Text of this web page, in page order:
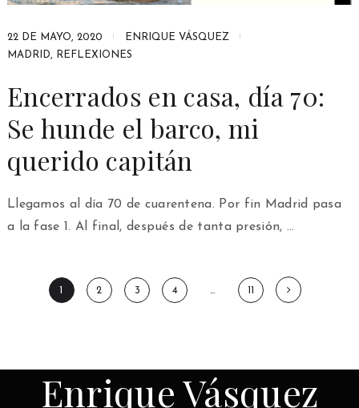
22 DE MAYO, 2020
ENRIQUE VÁSQUEZ
MADRID, REFLEXIONES
Encerrados en casa, día 70:
Se hunde el barco, mi
querido capitán
Llegamos al día 70 de cuarentena. Por fin Madrid pasa
a la fase 1. Al final, después de tanta presión, …
Paginación
entradas
2 3 4 …
Enrique Vásquez